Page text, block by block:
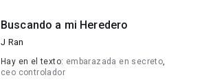
Buscando a mi Heredero
J Ran
Hay en el texto: embarazada en secreto,
ceo controlador